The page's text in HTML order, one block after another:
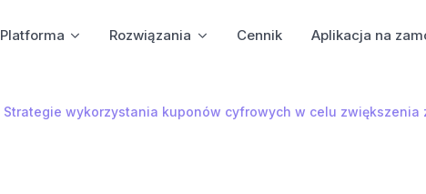
Platforma Rozwiązania Cennik Aplikacja na
Strategie wykorzystania kuponów cyfrowych w celu